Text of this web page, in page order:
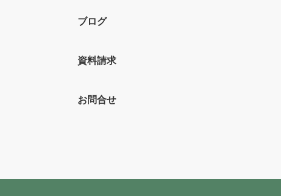
ブログ
資料請求
お問合せ